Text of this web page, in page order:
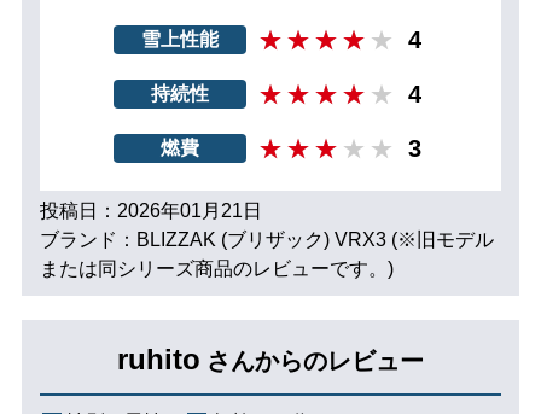
雪上性能 4
持続性 4
燃費 3
投稿日：2026年01月21日
ブランド：BLIZZAK (ブリザック) VRX3 (※旧モデル
または同シリーズ商品のレビューです。)
ruhito さんからのレビュー